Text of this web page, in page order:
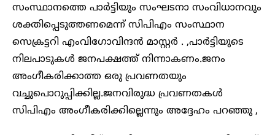
സംസ്ഥാനത്തെ പാർട്ടിയും സംഘടനാ സംവിധാനവും
ശക്തിപ്പെടുത്തണമെന്ന് സിപിഎം സംസ്ഥാന
സെക്രട്ടറി എംവിഗോവിന്ദന്‍ മാസ്റ്റർ . ,പാർട്ടിയുടെ
നിലപാടുകൾ ജനപക്ഷത്ത് നിന്നാകണം.ജനം
അംഗീകരിക്കാത്ത ഒരു പ്രവണതയും
വച്ചുപൊറുപ്പിക്കില്ല.ജനവിരുദ്ധ പ്രവണതകൾ
സിപിഎം അംഗീകരിക്കില്ലെന്നും അദ്ദേഹം പറഞ്ഞു ,